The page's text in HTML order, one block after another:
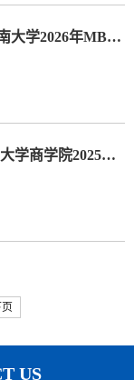
倒计时1天 | （大湾区站）中南大学2026年MBA/EMBA招生政策说明会
【倒计时2天】长沙站—中南大学商学院2025MBA/EMBA/MPAcc专硕项目招生政策发布会
页
US